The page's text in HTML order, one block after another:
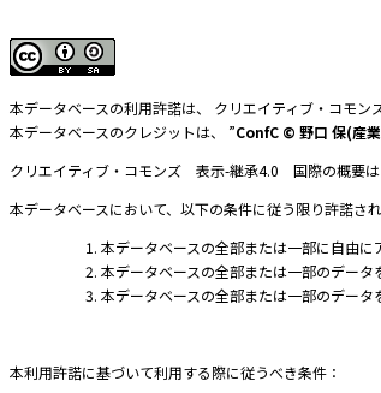
本データベースの利用許諾は、 クリエイティブ・コモ
本データベースのクレジットは、 ”ConfC © 野口 保(産
クリエイティブ・コモンズ 表示-継承4.0 国際の概要は
本データベースにおいて、以下の条件に従う限り許諾さ
本データベースの全部または一部に自由に
本データベースの全部または一部のデータ
本データベースの全部または一部のデータ
本利用許諾に基づいて利用する際に従うべき条件：